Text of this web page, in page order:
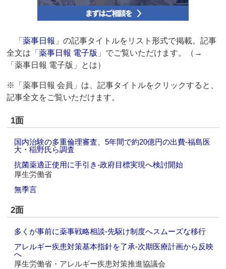
「薬事日報 」の記事タイトルをリスト形式で掲載。記事
全文は「薬事日報 電子版 」でご覧いただけます。（→
「薬事日報 電子版」とは）
※「薬事日報 会員」は、記事タイトルをクリックすると、
記事全文をご覧いただけます。
1面
国内治験の多重倫理審査、5年間で約20億円の出費‐福島医
大・稲野氏ら調査
抗菌薬適正使用に手引き‐政府目標実現へ検討開始
厚生労働省
無季言
2面
多くが事前に薬事戦略相談‐先駆け制度へスムーズな移行
アレルギー疾患対策基本指針を了承‐次期医療計画から反映
へ
厚生労働省・アレルギー疾患対策推進協議会